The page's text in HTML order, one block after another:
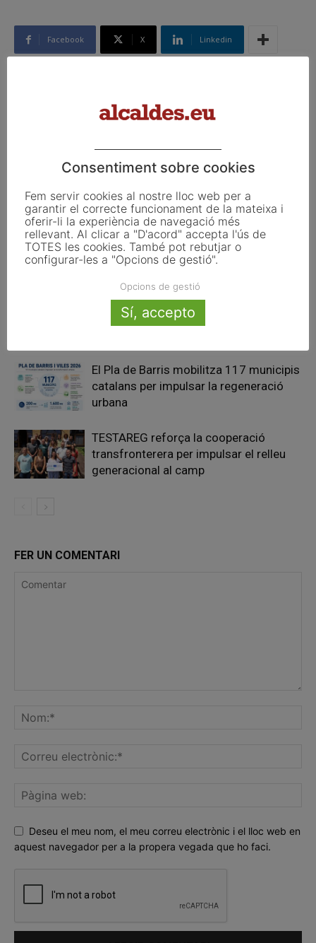
Facebook X Linkedin
disminuir les pèrdues
aprofitament per part
d’iniciatives socials
Articles relacionats
La UE activa les primeres obligacions
de transparència de la Llei d’IA que
El Pla de Barris mobilitza 117 municipis
catalans per impulsar la regeneració
urbana
TESTAREG reforça la cooperació
transfronterera per impulsar el relleu
generacional al camp
FER UN COMENTARI
Deseu el meu nom, el meu correu electrònic i el lloc web en
aquest navegador per a la propera vegada que ho faci.
Consentiment sobre cookies
Fem servir cookies al nostre lloc web per a
garantir el correcte funcionament de la mateixa i
oferir-li la experiència de navegació més
rellevant. Al clicar a "D'acord" accepta l'ús de
TOTES les cookies. També pot rebutjar o
configurar-les a "Opcions de gestió".
Opcions de gestió
Sí, accepto